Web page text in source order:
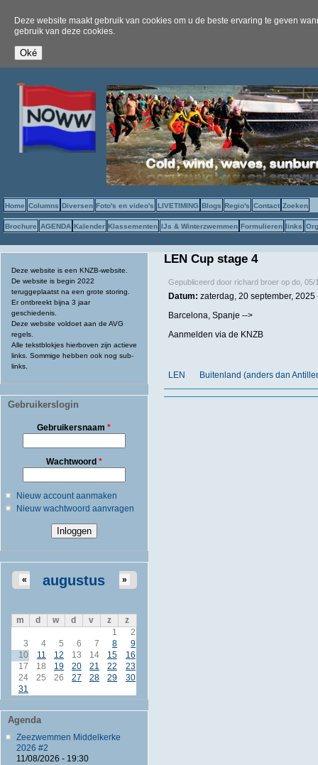
Deze website maakt gebruik van cookies om u de beste ervaring te geven
gebruik van deze cookies.
Home Columns Diversen Foto's en video's LIVETIMING Blogs Regio's Contact Zoeken
Brochure AGENDA Kalender Klassementen IJs & Winterzwemmen Formulieren links
Deze website is een KNZB-website.
De website is begin 2022
teruggeplaatst na een grote storing.
Er ontbreekt bijna 3 jaar
geschiedenis.
Deze website voldoet aan de AVG
regels.
Alle tekstblokjes hierboven zijn actieve
links. Sommige hebben ook nog sub-
links.
Gebruikerslogin
Gebruikersnaam*
Wachtwoord *
Nieuw account aanmaken
Nieuw wachtwoord aanvragen
augustus
« »
m d w d v z
z
1
2
3
4 5 6 7 8
9
10
11 12 13 14 15
16
17
18 19 20 21 22
23
24
25 26 27 28 29
30
31
Agenda
Zeezwemmen Middelkerke
2026 #2
11/08/2026 - 19:30
LEN Cup stage 4
Gepubliceerd door richard broerop do, 05/
Datum: zaterdag, 20 september,
Barcelona, Spanje -->
Aanmelden via de KNZB
LEN Buitenland (anders dan